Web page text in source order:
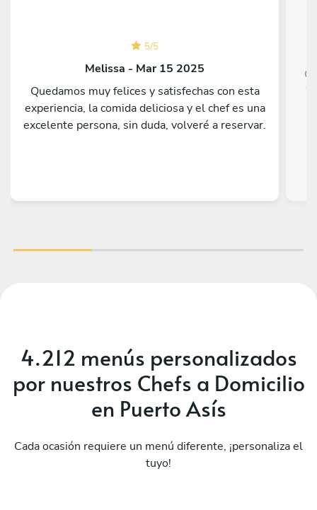
5/5
Melissa - Mar 15 2025
Quedamos muy felices y satisfechas con esta
experiencia, la comida deliciosa y el chef es una
excelente persona, sin duda, volveré a reservar.
4.212 menús personalizados
por nuestros Chefs a Domicilio
en Puerto Asís
Cada ocasión requiere un menú diferente, ¡personaliza el
tuyo!